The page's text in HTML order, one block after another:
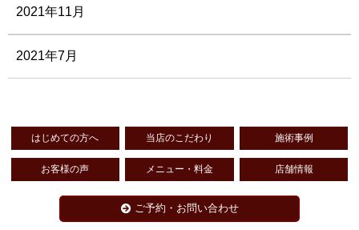
2021年11月
2021年7月
はじめての方へ 当店のこだわり 施術事例
お客様の声 メニュー・料金 店舗情報
ご予約・お問い合わせ